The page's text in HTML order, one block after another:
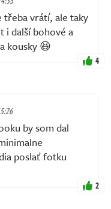
třeba vrátí, ale taky
i další bohové a
kousky 😆
4
by som dal
poslať fotku
2